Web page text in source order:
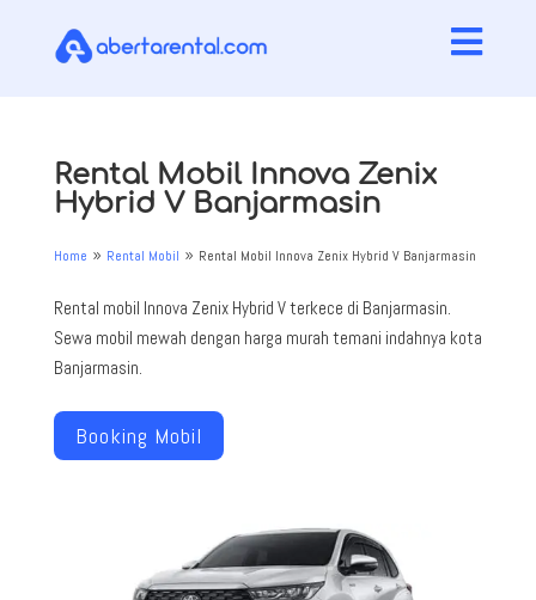

Rental Mobil Innova Zenix
Hybrid V Banjarmasin
Home 9 Rental Mobil 9 Rental Mobil Innova Zenix Hybrid V Banjarmasin
Rental mobil Innova Zenix Hybrid V terkece di Banjarmasin.
Sewa mobil mewah dengan harga murah temani indahnya kota
Banjarmasin.
Booking Mobil